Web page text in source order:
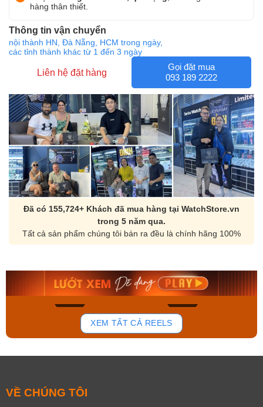
hàng thân thiết.
Thông tin vận chuyển
nội thành HN, Đà Nẵng, HCM trong ngày,
các tỉnh thành khác từ 1 đến 3 ngày
Liên hệ đặt hàng
Gọi đặt mua
093 189 2222
Đã có 155,724+ Khách đã mua hàng tại WatchStore.vn
trong 5 năm qua.
Tất cả sản phẩm chúng tôi bán ra đều là chính hãng 100%
175
Orient Nam RA-
Mua ngay
Casio Nam MTS-
Mua ngay
XEM TẤT CẢ REELS
VỀ CHÚNG TÔI